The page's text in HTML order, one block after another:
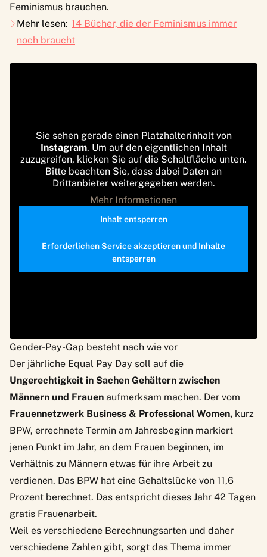
Feminismus brauchen.
Mehr lesen: 14 Bücher, die der Feminismus immer
noch braucht
Sie sehen gerade einen Platzhalterinhalt von
Instagram. Um auf den eigentlichen Inhalt
zuzugreifen, klicken Sie auf die Schaltfläche unten.
Bitte beachten Sie, dass dabei Daten an
Drittanbieter weitergegeben werden.
Mehr Informationen
Inhalt entsperren
Erforderlichen Service akzeptieren und Inhalte
entsperren
Gender-Pay-Gap besteht nach wie vor
Der jährliche Equal Pay Day soll auf die
Ungerechtigkeit in Sachen Gehältern zwischen
Männern und Frauen aufmerksam machen. Der vom
Frauennetzwerk Business & Professional Women, kurz
BPW, errechnete Termin am Jahresbeginn markiert
jenen Punkt im Jahr, an dem Frauen beginnen, im
Verhältnis zu Männern etwas für ihre Arbeit zu
verdienen. Das BPW hat eine Gehaltslücke von 11,6
Prozent berechnet. Das entspricht dieses Jahr 42 Tagen
gratis Frauenarbeit.
Weil es verschiedene Berechnungsarten und daher
verschiedene Zahlen gibt, sorgt das Thema immer